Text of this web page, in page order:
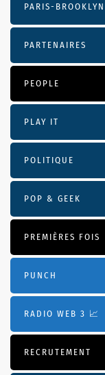
PARIS-BROOKLYN
PARTENAIRES
PEOPLE
PLAY IT
POLITIQUE
POP & GEEK
PREMIÈRES FOIS
PUNCH
RADIO WEB 3 📈
RECRUTEMENT